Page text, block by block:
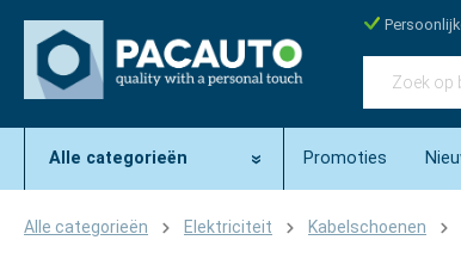
Alle categorieën Promoties
Alle categorieën Elektriciteit Kabelschoenen